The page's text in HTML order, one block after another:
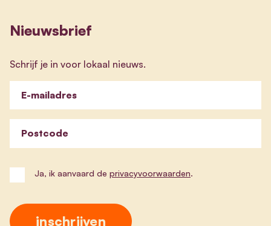
Nieuwsbrief
Schrijf je in voor lokaal nieuws.
E-mailadres
Postcode
Ja, ik aanvaard de privacyvoorwaarden.